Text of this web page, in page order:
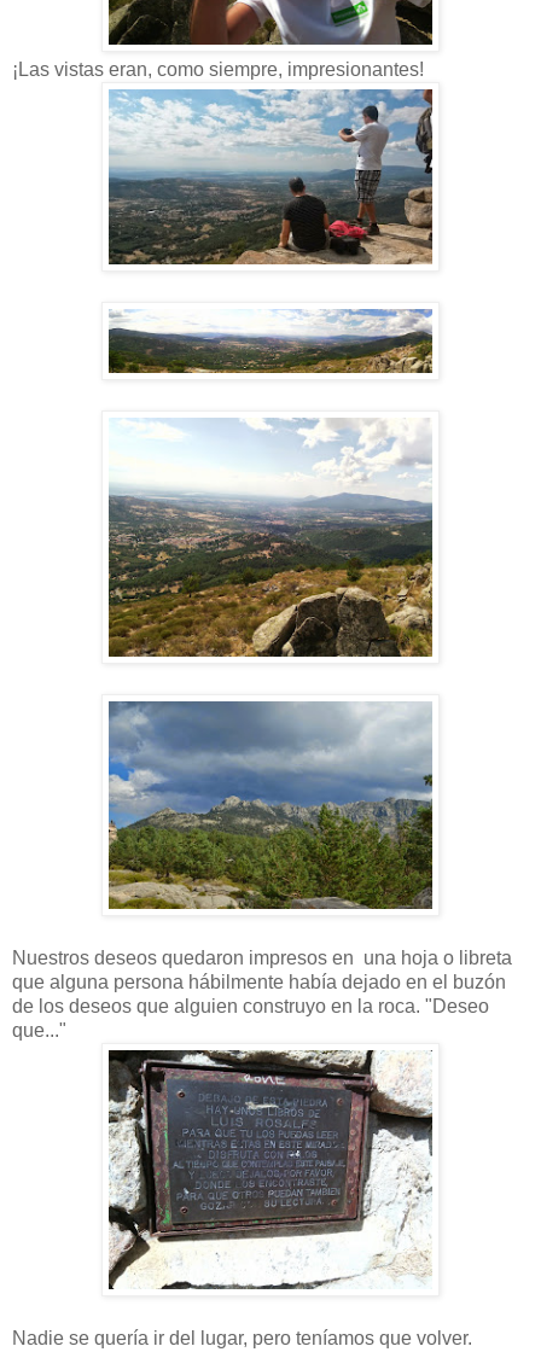
¡Las vistas eran, como siempre, impresionantes!
Nuestros deseos quedaron impresos en una hoja o libreta
que alguna persona hábilmente había dejado en el buzón
de los deseos que alguien construyo en la roca. "Deseo
que..."
Nadie se quería ir del lugar, pero teníamos que volver.